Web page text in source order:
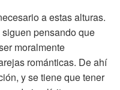
a estas alturas.
pensando que
moralmente
románticas. De ahí
y se tiene que tener